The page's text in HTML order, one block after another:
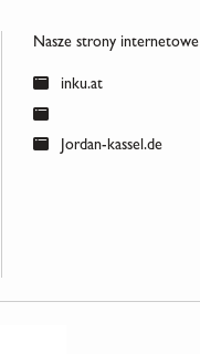
Nasze strony internetowe
inku.at
Jordan-kassel.de